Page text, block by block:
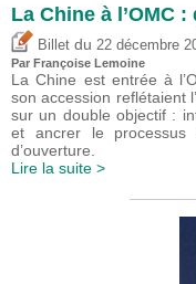
La Chine à l’OMC
Billet du 22 décembre
Par Françoise Lemoine
La Chine est entrée à
son accession reflétaient
sur un double objectif :
et ancrer le processus
d’ouverture.
Lire la suite >